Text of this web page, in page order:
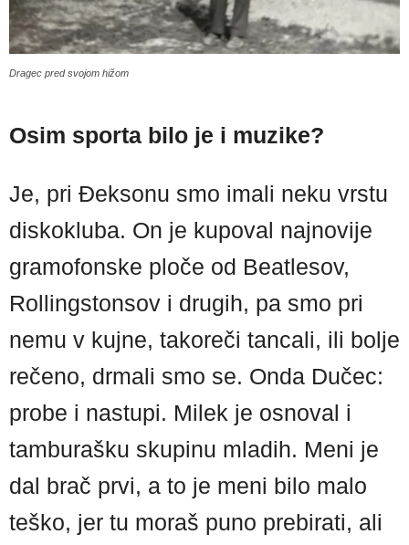
Dragec pred svojom hižom
Osim sporta bilo je i muzike?
Je, pri Đeksonu smo imali neku vrstu
diskokluba. On je kupoval najnovije
gramofonske ploče od Beatlesov,
Rollingstonsov i drugih, pa smo pri
nemu v kujne, takoreči tancali, ili bolje
rečeno, drmali smo se. Onda Dučec:
probe i nastupi. Milek je osnoval i
tamburašku skupinu mladih. Meni je
dal brač prvi, a to je meni bilo malo
teško, jer tu moraš puno prebirati, ali